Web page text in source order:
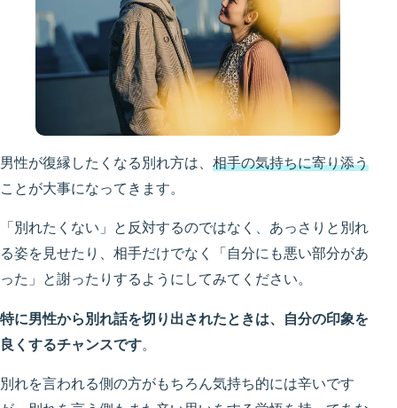
男性が復縁したくなる別れ方は、 相手の気持ちに寄り添う
ことが大事になってきます。
「別れたくない」と反対するのではなく、あっさりと別れ
る姿を見せたり、相手だけでなく「自分にも悪い部分があ
った」と謝ったりするようにしてみてください。
特に男性から別れ話を切り出されたときは、自分の印象を
良くするチャンスです。
別れを言われる側の方がもちろん気持ち的には辛いです